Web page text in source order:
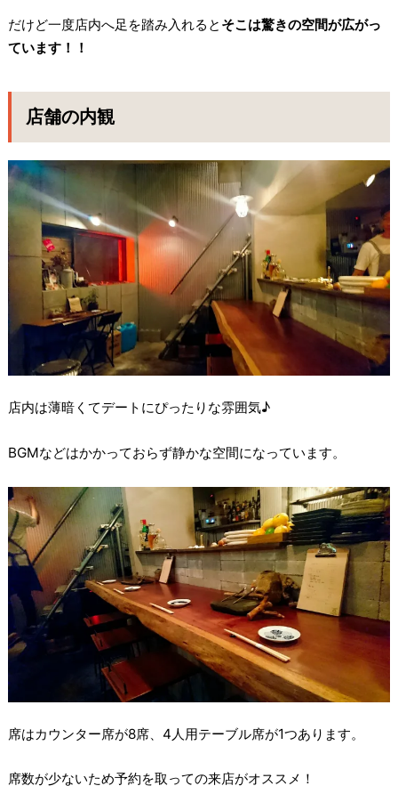
だけど一度店内へ足を踏み入れると そこは驚きの空間が広がっ
ています！！
店舗の内観
店内は薄暗くてデートにぴったりな雰囲気♪
BGMなどはかかっておらず静かな空間になっています。
席はカウンター席が8席、4人用テーブル席が1つあります。
席数が少ないため予約を取っての来店がオススメ！